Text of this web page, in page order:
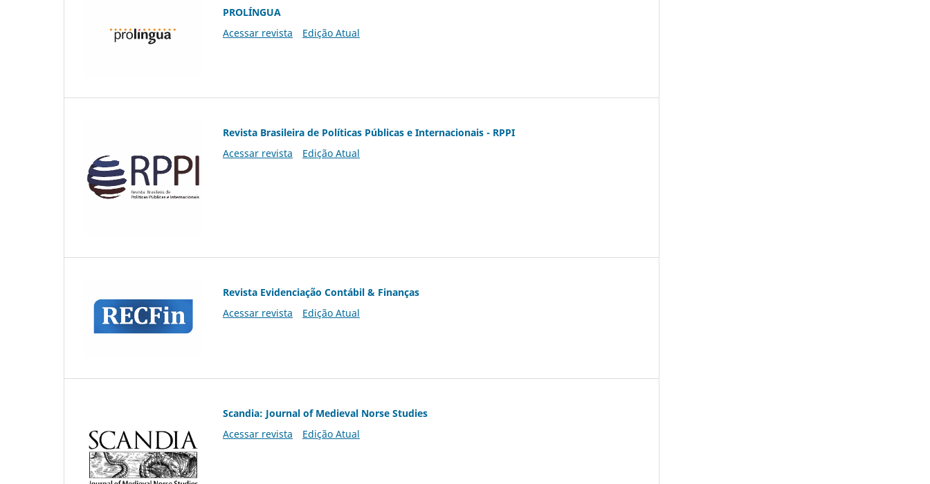
PROLÍNGUA
Acessar revista
Edição Atual
Revista Brasileira de Políticas Públicas e Internacionais - RPPI
Acessar revista
Edição Atual
Revista Evidenciação Contábil & Finanças
Acessar revista
Edição Atual
Scandia: Journal of Medieval Norse Studies
Acessar revista
Edição Atual